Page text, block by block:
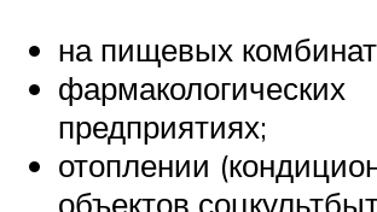
на пищевых
фармакологических
предприятиях;
отоплении
объектов